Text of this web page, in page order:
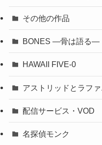
その他の作品
BONES ―骨は語る―
HAWAII FIVE-0
アストリッドとラフ
配信サービス・VOD
名探偵モンク